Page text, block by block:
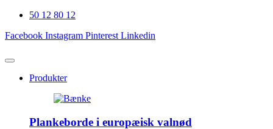
50 12 80 12
Facebook Instagram Pinterest Linkedin
Produkter
Plankeborde i europæisk valnød